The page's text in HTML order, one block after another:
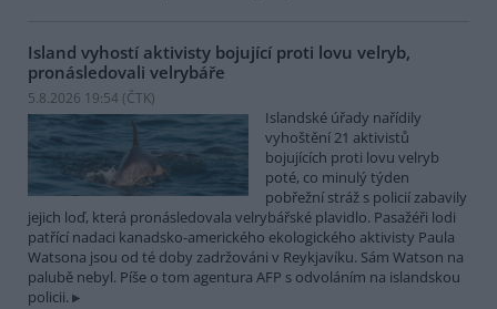
Island vyhostí aktivisty bojující proti lovu velryb,
pronásledovali velrybáře
5.8.2026 19:54 (ČTK)
Islandské úřady nařídily
vyhoštění 21 aktivistů
bojujících proti lovu velryb
poté, co minulý týden
pobřežní stráž s policií zabavily
jejich loď, která pronásledovala velrybářské plavidlo. Pasažéři lodi
patřící nadaci kanadsko-amerického ekologického aktivisty Paula
Watsona jsou od té doby zadržováni v Reykjavíku. Sám Watson na
palubě nebyl. Píše o tom agentura AFP s odvoláním na islandskou
policii.